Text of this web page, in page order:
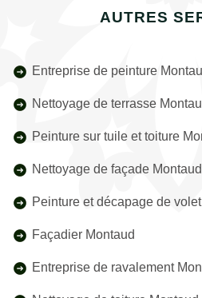
AUTRES
Entreprise de peinture
Nettoyage de terrasse
Peinture sur tuile et toiture
Nettoyage de façade Montaud
Peinture et décapage de
Façadier Montaud
Entreprise de ravalement